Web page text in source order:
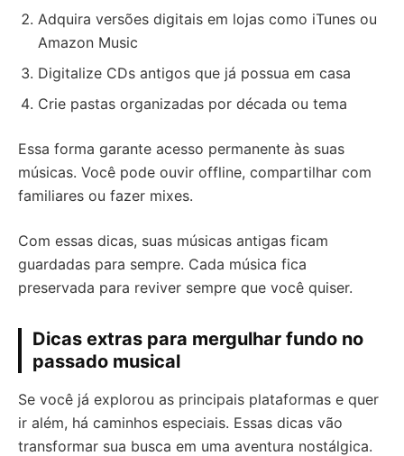
Adquira versões digitais em lojas como iTunes ou
Amazon Music
Digitalize CDs antigos que já possua em casa
Crie pastas organizadas por década ou tema
Essa forma garante acesso permanente às suas
músicas. Você pode ouvir offline, compartilhar com
familiares ou fazer mixes.
Com essas dicas, suas músicas antigas ficam
guardadas para sempre. Cada música fica
preservada para reviver sempre que você quiser.
Dicas extras para mergulhar fundo no
passado musical
Se você já explorou as principais plataformas e quer
ir além, há caminhos especiais. Essas dicas vão
transformar sua busca em uma aventura nostálgica.